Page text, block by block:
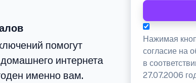
помогут
интернета
именно вам.
Нажимая
согласие на
в
27.07.2006